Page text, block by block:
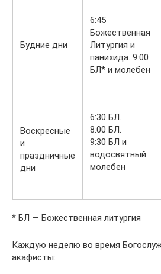
Будние дни
6:45
Божественная
Литургия и
панихида. 9:00
БЛ* и молебен
Воскресные
и
праздничные
дни
6:30 БЛ.
8:00 БЛ.
9:30 БЛ и
водосвятный
молебен
* БЛ — Божественная литургия
Каждую неделю во время
акафисты: